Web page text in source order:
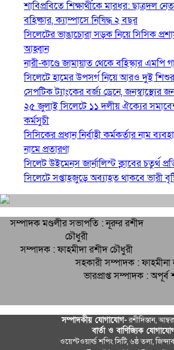
শাবিপ্রবিতে শিক্ষার্থীকে মারধর: ছাত্রদল
বহিষ্কার, ক্যাম্পাসে নিষিদ্ধ ২ বছর
সিলেটের ভাঙাচোরা সড়ক নিয়ে সিসিক
আহ্বান
নারী-কাণ্ডে জামায়াত থেকে বহিস্কার
সিলেটে হামের উপসর্গ নিয়ে আরও দুই
সেপটিক ট্যাংকের বর্জ্য ড্রেনে, জনস্বাস্থ্যের
২৫ জুলাই সিলেটে ১১ দলীয় ঐক্যের
কর্মসুচী
সিসিকের প্রধান নির্বাহী কর্মকর্তার নাম
নামে প্রতারণা
সিলেট উইমেনস জার্নালিস্ট ক্লাবের চতুর্থ
সিলেটে সপ্তাহজুড়ে অব্যাহত থাকবে ভারী
সম্পাদক মণ্ডলীর সভাপতি : নূরুর রশীদ
চৌধুরী
সম্পাদক : ফাহমীদা রশীদ চৌধুরী
সহকারী সম্পাদক : ফাহমীনা
ভারপ্রাপ্ত সম্পাদক : অপূর্ব
সম্পাদকীয় যােগাযোগ-রশীদিস্তান,
বার্তা ও বাণিজ্যিক
ওয়েস্টওয়ার্ল্ড শপিং সিটি, ৬ষ্ঠ তলা,